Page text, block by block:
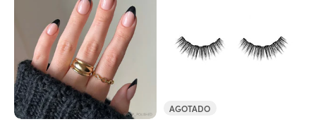
AGOTADO